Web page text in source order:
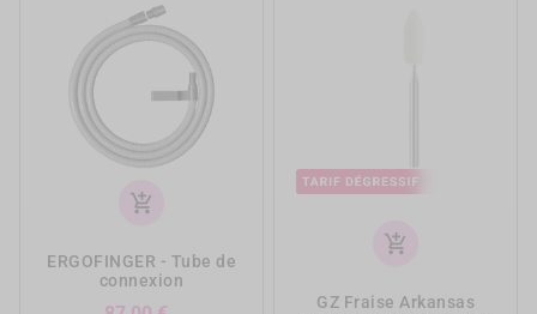
add_shopping_cart
ERGOFINGER - Tube de
connexion
add_shopping_cart
GZ Fraise Arkansas